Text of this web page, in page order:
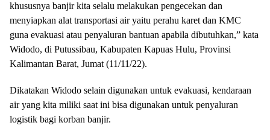
khususnya banjir kita selalu melakukan pengecekan dan
menyiapkan alat transportasi air yaitu perahu karet dan KMC
guna evakuasi atau penyaluran bantuan apabila dibutuhkan,” kata
Widodo, di Putussibau, Kabupaten Kapuas Hulu, Provinsi
Kalimantan Barat, Jumat (11/11/22).
Dikatakan Widodo selain digunakan untuk evakuasi, kendaraan
air yang kita miliki saat ini bisa digunakan untuk penyaluran
logistik bagi korban banjir.